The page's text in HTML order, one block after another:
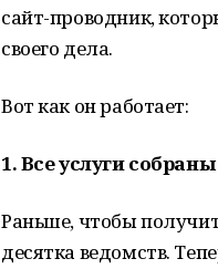
сайт-проводник,
своего дела.
Вот как он работает:
1. Все услуги
Раньше, чтобы
десятка ведомств.